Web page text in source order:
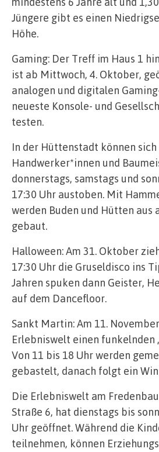
Jüngere gibt es einen
Höhe.
Gaming: Der Treff im Haus 1
ist ab Mittwoch, 4. Oktober,
analogen und digitalen
neueste Konsole- und
testen.
In der Hüttenstadt können
Handwerker*innen und
donnerstags, samstags und
17:30 Uhr austoben. Mit
werden Buden und Hütten aus
gebaut.
Halloween: Am 31. Oktober
17:30 Uhr die Gruseldisco ins
Jahren spuken dann Geister,
auf dem Dancefloor.
Sankt Martin: Am 11.
Erlebniswelt einen funkelnden
Von 11 bis 18 Uhr werden
gebastelt, danach folgt ein
Die Erlebniswelt am
Straße 6, hat dienstags bis
Uhr geöffnet. Während die
teilnehmen, können